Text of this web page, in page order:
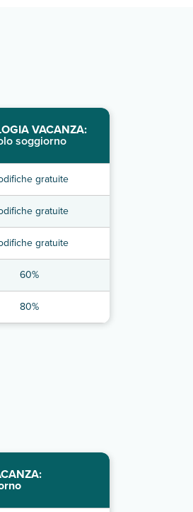
VACANZA:
soggiorno
gratuite
gratuite
gratuite
60%
80%